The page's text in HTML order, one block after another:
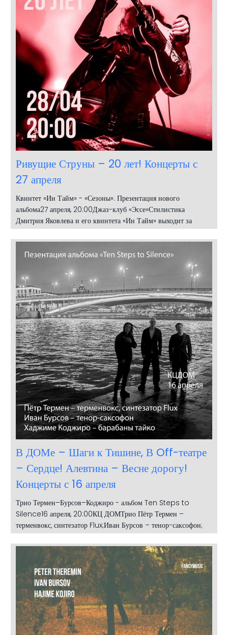
Ривущие Струны – 20 лет! Концерты с
27 апреля
Квинтет «Ин Тайм» - «Сезоны». Презентация нового
альбома27 апреля, 20:00Джаз-клуб «Эссе»Стилистика
Дмитрия Яковлева и его квинтета «Ин Тайм» выходит за
В ДОМе – Шаги к Тишине, В Off-театре
– Сердце! Алевтина – Весне дорогу!
Концерты с 16 апреля
Трио Термен–Бурсов–Коджиро - альбом Ten Steps to
Silence16 апреля, 20:00КЦ ДОМТрио Пётр Термен –
терменвокс, синтезатор Flux;Иван Бурсов – тенор-саксофон;